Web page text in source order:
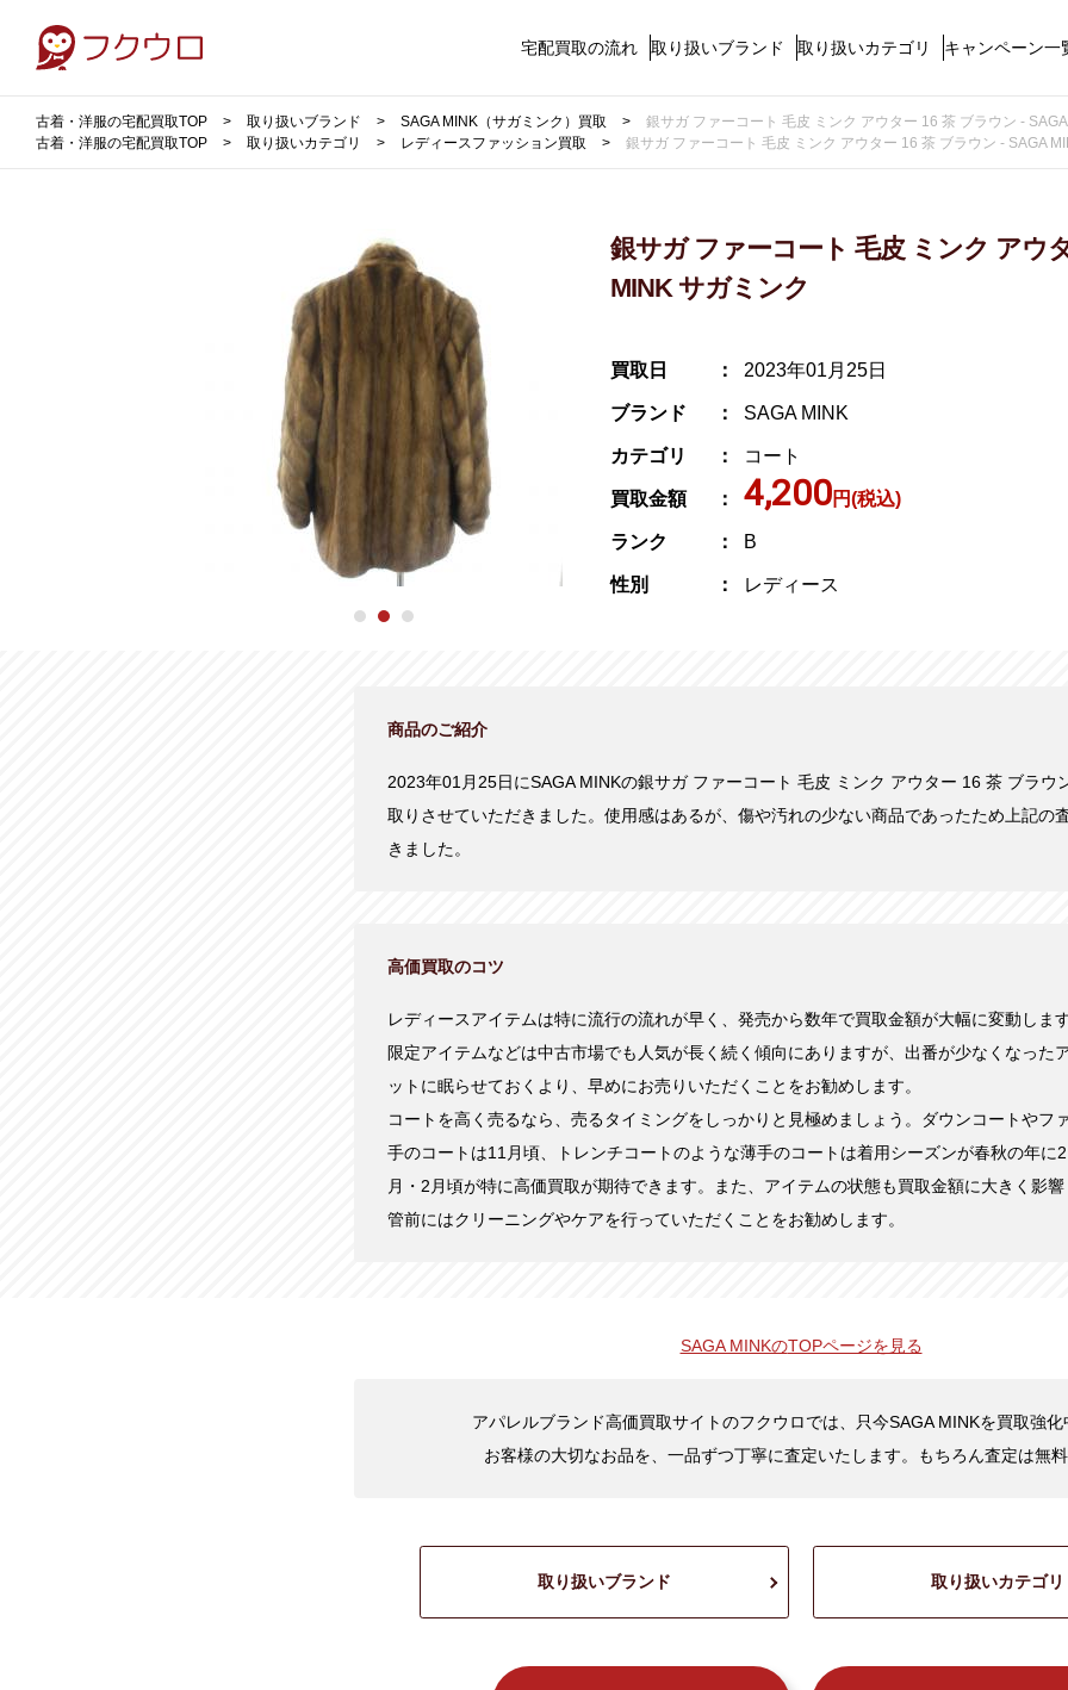
宅配買取の流れ 取り扱いブランド 取り扱いカテゴリ キャンペーン一
古着・洋服の宅配買取TOP 取り扱いブランド SAGA MINK（サガミンク）買取
銀サガ ファーコート 毛皮 ミンク アウター 16 茶 ブラウン -
古着・洋服の宅配買取TOP
取り扱いカテゴリ レディースファッション買取 銀サガ ファーコート 毛皮 ミンク アウター 16 茶 ブラウン - SAGA
銀サガ ファーコート 毛皮 ミンク アウ
MINK サガミンク
買取日 2023年01月25日
ブランド SAGA MINK
カテゴリ コート
買取金額 4,200円(税込)
ランク B
性別 レディース
商品のご紹介
2023年01月25日にSAGA MINKの銀サガ ファーコート 毛皮 ミンク アウター 16 茶 ブラウ
取りさせていただきました。使用感はあるが、傷や汚れの少ない商品であったため上記の
きました。
高価買取のコツ
レディースアイテムは特に流行の流れが早く、発売から数年で買取金額が大幅に変動しま
限定アイテムなどは中古市場でも人気が長く続く傾向にありますが、出番が少なくなった
ットに眠らせておくより、早めにお売りいただくことをお勧めします。
コートを高く売るなら、売るタイミングをしっかりと見極めましょう。ダウンコートやフ
手のコートは11月頃、トレンチコートのような薄手のコートは着用シーズンが春秋の年に
月・2月頃が特に高価買取が期待できます。また、アイテムの状態も買取金額に大きく影
管前にはクリーニングやケアを行っていただくことをお勧めします。
SAGA MINKのTOPページを見る
アパレルブランド高価買取サイトのフクウロでは、只今SAGA MINKを買取強化
お客様の大切なお品を、一品ずつ丁寧に査定いたします。もちろん査定は無
取り扱いブランド 取り扱いカテゴリ